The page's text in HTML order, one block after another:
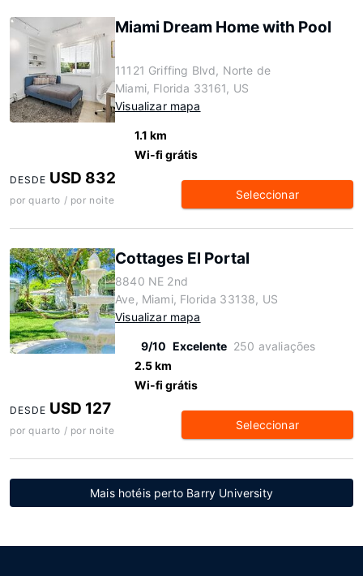
Miami Dream Home with Pool
11121 Griffing Blvd, Norte de
Miami, Florida 33161, US
Visualizar mapa
1.1 km
Wi-fi grátis
DESDE USD 832
por quarto / por noite Seleccionar
Cottages El Portal
8840 NE 2nd
Ave, Miami, Florida 33138, US
Visualizar mapa
9/10 Excelente 250 avaliações
2.5 km
Wi-fi grátis
DESDE USD 127
por quarto / por noite Seleccionar
Mais hotéis perto Barry University